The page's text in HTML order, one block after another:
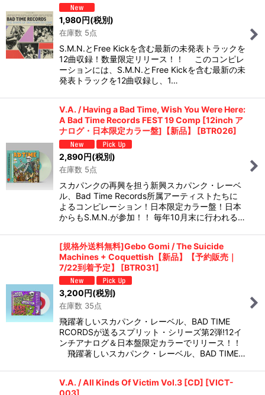
1,980円(税別)
在庫数 5点
S.M.N.とFree Kickを含む最新の未発表トラックを
12曲収録！数量限定リリース！！ このコンピレ
ーションには、S.M.N.とFree Kickを含む最新の未
発表トラックを12曲収録し、1…
V.A. / Having a Bad Time, Wish You Were Here:
A Bad Time Records FEST 19 Comp [12inch ア
ナログ・日本限定カラー盤]【新品】
[BTR026]
2,890円(税別)
在庫数 5点
スカパンクの再興を担う新興スカパンク・レーベ
ル、Bad Time Records所属アーティストたちに
よるコンピレーション！日本限定カラー盤！日本
からもS.M.N.が参加！！ 毎年10月末に行われる…
[規格外送料無料]Gebo Gomi / The Suicide
Machines + Coquettish【新品】【予約販売｜
7/22到着予定】
[BTR031]
3,200円(税別)
在庫数 35点
飛躍著しいスカパンク・レーベル、BAD TIME
RCORDSが送るスプリット・シリーズ第2弾!12イ
ンチアナログ＆日本盤限定カラーでリリース！！
飛躍著しいスカパンク・レーベル、BAD TIME…
V.A. / All Kinds Of Victim Vol.3 [CD] [VICT-